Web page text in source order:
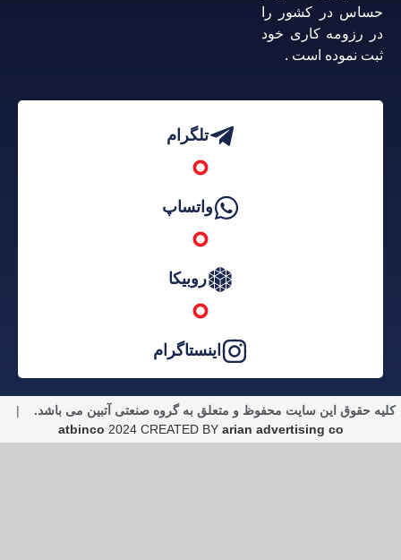
حساس در كشور را
در رزومه کاری خود
ثبت نموده است .
تلگرام
واتساپ
روبیکا
اینستاگرام
حقوق این سایت محفوظ و متعلق به گروه صنعتی آتبین می باشد.|
atbinco2024 CREATED BYarian advertising co